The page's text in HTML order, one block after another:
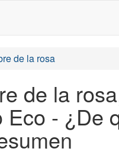
de la rosa
de la
Eco - ¿De